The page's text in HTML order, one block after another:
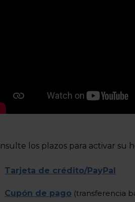
los plazos para activar su
Tarjeta de crédito/PayPal
Cupón de pago (transferencia